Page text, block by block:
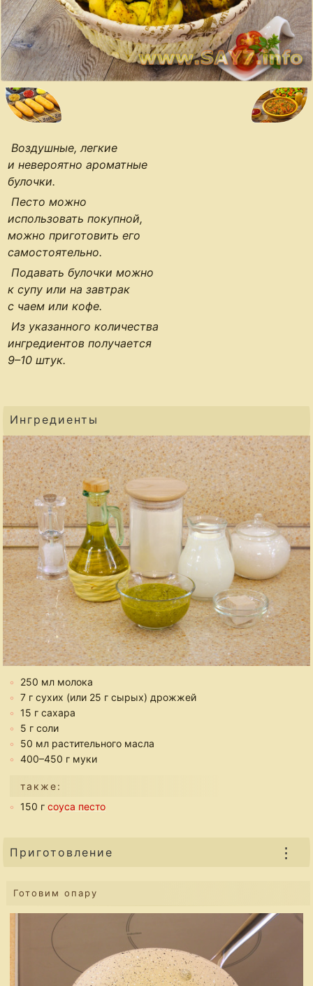
Воздушные, легкие
и невероятно ароматные
булочки.
Песто можно
использовать покупной,
можно приготовить его
самостоятельно.
Подавать булочки можно
к супу или на завтрак
с чаем или кофе.
Из указанного количества
ингредиентов получается
9–10 штук.
Ингредиенты
250 мл молока
7 г сухих (или 25 г сырых) дрожжей
15 г сахара
5 г соли
50 мл растительного масла
400–450 г муки
также:
150 гсоуса песто
Приготовление ⋮
Готовим опару